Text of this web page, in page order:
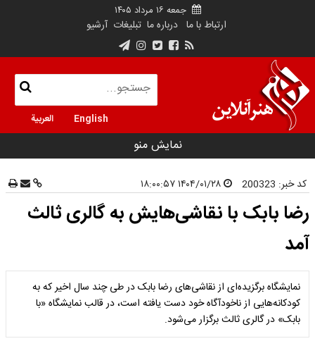
جمعه ۱۶ مرداد ۱۴۰۵
ارتباط با ما درباره ما تبلیغات آرشیو
English العربية
نمایش منو
کد خبر: 200323
رضا بابک با نقاشی‌هایش به گالری ثالث
آمد
نمایشگاه برگزیده‌ای از نقاشی‌های رضا بابک در طی چند سال اخیر که به
کودکانه‌هایی از ناخودآگاه خود دست یافته است، در قالب نمایشگاه «با
بابک» در گالری ثالث برگزار می‌شود.